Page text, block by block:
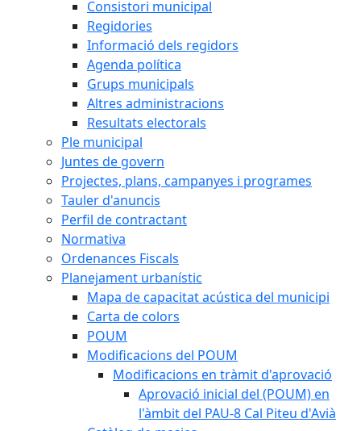
Consistori municipal
Regidories
Informació dels regidors
Agenda política
Grups municipals
Altres administracions
Resultats electorals
Ple municipal
Juntes de govern
Projectes, plans, campanyes i programes
Tauler d'anuncis
Perfil de contractant
Normativa
Ordenances Fiscals
Planejament urbanístic
Mapa de capacitat acústica del municipi
Carta de colors
POUM
Modificacions del POUM
Modificacions en tràmit d'aprovació
Aprovació inicial del (POUM) en
l'àmbit del PAU-8 Cal Piteu d'Avià